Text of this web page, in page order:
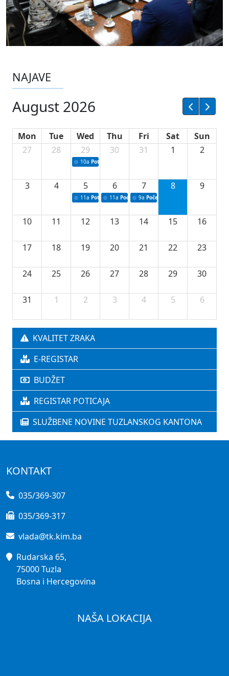
NAJAVE
August 2026
Mon Tue Wed Thu Fri Sat
Sun
27
28 29
10a Potpisivanje ugovora sa neprofitnim
30 31 1 2
3 4 5
11a Potpisivanje ugovora o stipendijama za
6
11a Podrška razvoju vodne infrastrukture u
7
9a Početak izgradnje nove
8 9
10 11 12 13 14 15 16
17 18 19 20 21 22 23
24 25 26 27 28 29 30
31 1 2 3 4 5 6
KVALITET ZRAKA
E-REGISTAR
BUDŽET
REGISTAR POTICAJA
SLUŽBENE NOVINE TUZLANSKOG KANTONA
KONTAKT
035/369-307
035/369-317
vlada@tk.kim.ba
Rudarska 65,
75000 Tuzla
Bosna i Hercegovina
NAŠA LOKACIJA